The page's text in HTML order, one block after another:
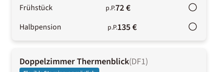
Frühstück p.P.72 €
Halbpension p.P.135 €
Doppelzimmer Thermenblick(DF1)